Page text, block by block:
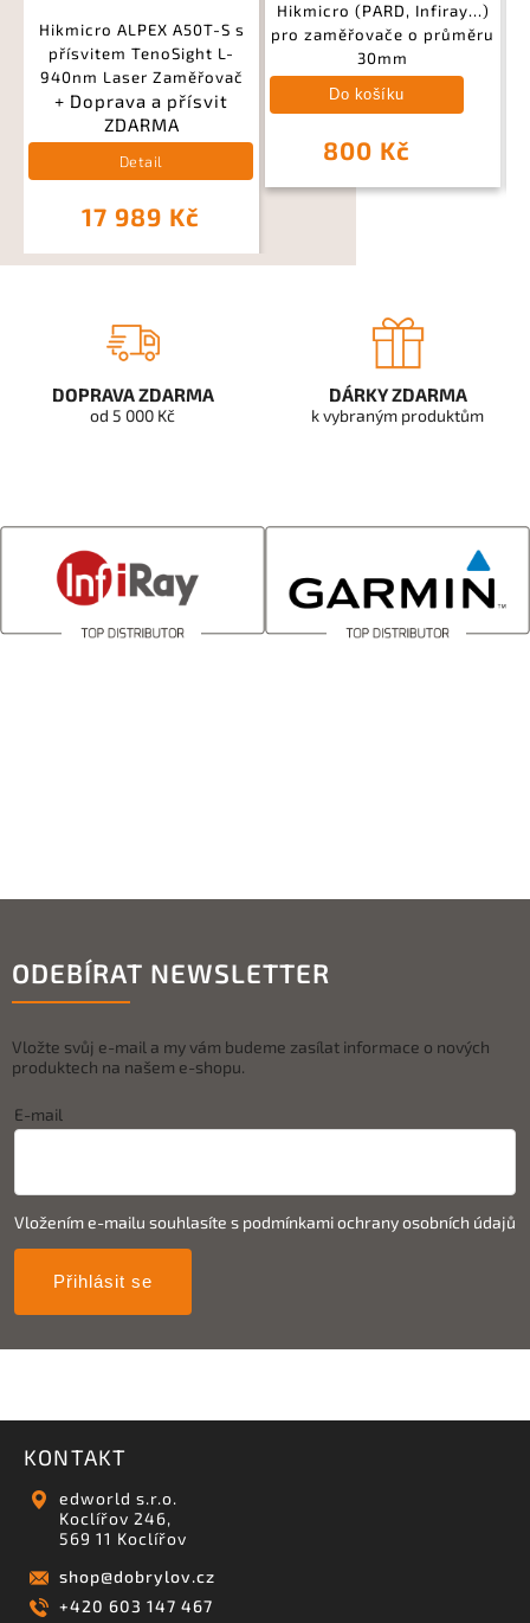
Hikmicro ALPEX A50T-S s
přísvitem TenoSight L-
940nm Laser Zaměřovač
+ Doprava a přísvit
ZDARMA
17 989 Kč
Detail
Hikmicro (PARD, Infiray...)
pro zaměřovače o průměru
30mm
800 Kč
Do košíku
DOPRAVA ZDARMA
od 5 000 Kč
DÁRKY ZDARMA
k vybraným produktům
ODEBÍRAT NEWSLETTER
Vložte svůj e-mail a my vám budeme zasílat informace o nových
produktech na našem e-shopu.
E-mail
Vložením e-mailu souhlasíte s podmínkami ochrany osobních údajů
Přihlásit se
KONTAKT
edworld s.r.o.
Koclířov 246,
569 11 Koclířov
shop@dobrylov.cz
+420 603 147 467